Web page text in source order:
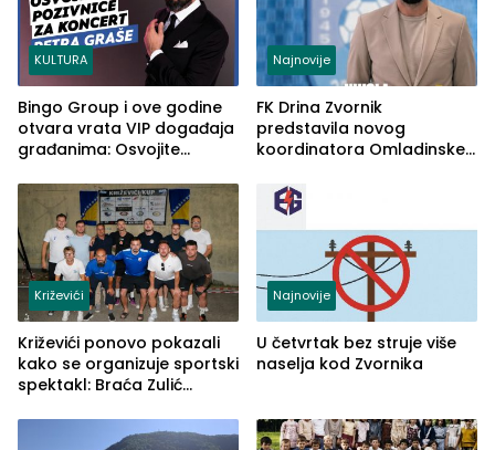
KULTURA
Bingo Group i ove godine
otvara vrata VIP događaja
građanima: Osvojite
Graše
Najnovije
FK Drina Zvornik
predstavila novog
koordinatora Omladinske
Križevići
Križevići ponovo pokazali
kako se organizuje sportski
spektakl: Braća Zulić
Najnovije
U četvrtak bez struje više
naselja kod Zvornika